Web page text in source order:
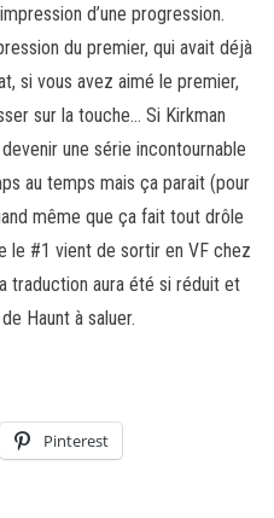
d’une progression.
du premier, qui avait déjà
si vous avez aimé le premier,
sur la touche… Si Kirkman
une série incontournable
au temps mais ça parait (pour
même que ça fait tout drôle
le #1 vient de sortir en VF chez
traduction aura été si réduit et
Haunt à saluer.
Pinterest